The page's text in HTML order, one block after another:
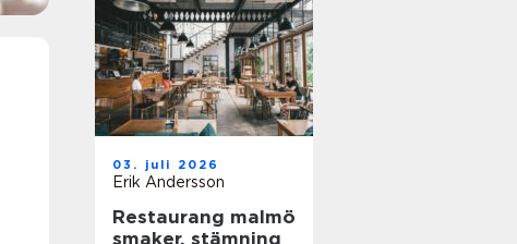
03. juli 2026
Erik Andersson
Restaurang malmö
smaker, stämning